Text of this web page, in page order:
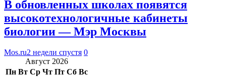
В обновленных школах появятся
высокотехнологичные кабинеты
биологии — Мэр Москвы
Mos.ru2 недели спустя 0
Август 2026
Пн Вт Ср Чт Пт Сб Вс